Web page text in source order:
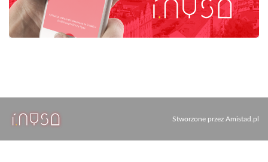
Stworzone przez Amistad.pl